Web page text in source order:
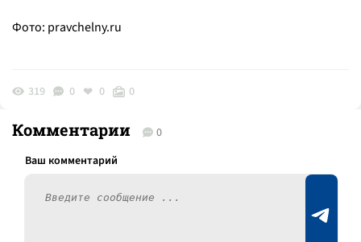
Фото: pravchelny.ru
319 0 0 0
Комментарии 0